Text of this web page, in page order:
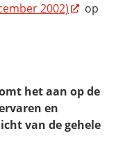
2002)
op
het aan op de
en
van de gehele